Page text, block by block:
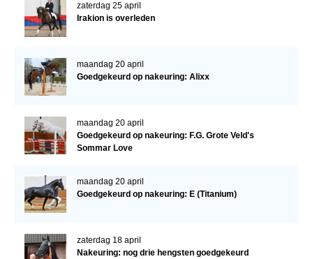
zaterdag 25 april
Irakion is overleden
maandag 20 april
Goedgekeurd op nakeuring: Alixx
maandag 20 april
Goedgekeurd op nakeuring: F.G. Grote Veld's
Sommar Love
maandag 20 april
Goedgekeurd op nakeuring: E (Titanium)
zaterdag 18 april
Nakeuring: nog drie hengsten goedgekeurd